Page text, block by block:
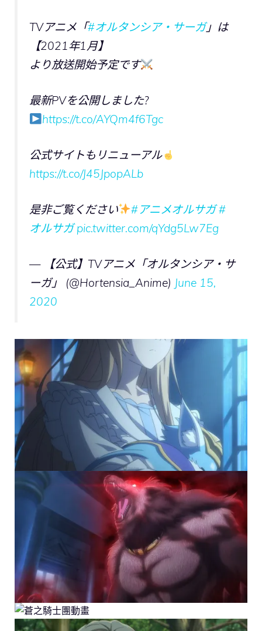
TVアニメ「#オルタンシア・サーガ」は
【2021年1月】
より放送開始予定です
最新PVを公開しました?
https://t.co/AYQm4f6Tgc
公式サイトもリニューアル
https://t.co/J45JpopALb
是非ご覧ください #アニメオルサガ #
オルサガ pic.twitter.com/qYdg5Lw7Eg
— 【公式】TVアニメ「オルタンシア・サ
ーガ」 (@Hortensia_Anime) June 15,
2020